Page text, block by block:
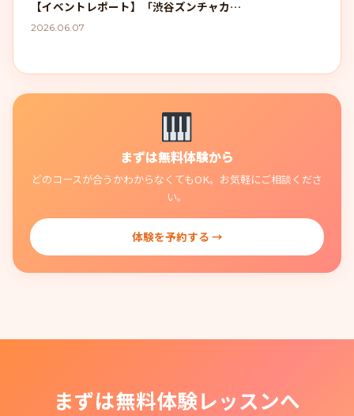
【イベントレポート】「渋谷ズンチャカ…
2026.06.07
まずは無料体験から
どのコースが合うかわからなくてもOK。お気軽にご相談くださ
い。
体験を予約する →
まずは無料体験レッスンへ